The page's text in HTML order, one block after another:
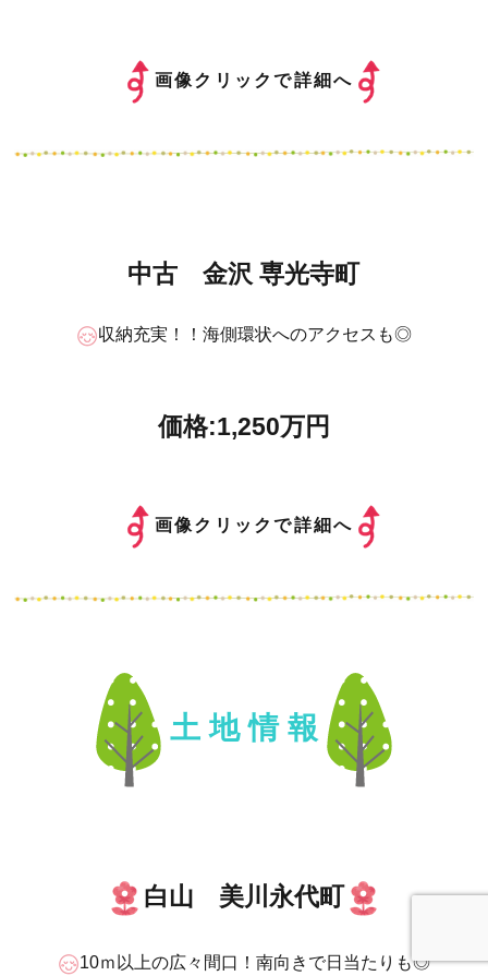
画像クリックで詳細へ
中古 金沢 専光寺町
収納充実！！海側環状へのアクセスも◎
価格:1,250万円
画像クリックで詳細へ
土 地 情 報
白山 美川永代町
10ｍ以上の広々間口！南向きで日当たりも◎